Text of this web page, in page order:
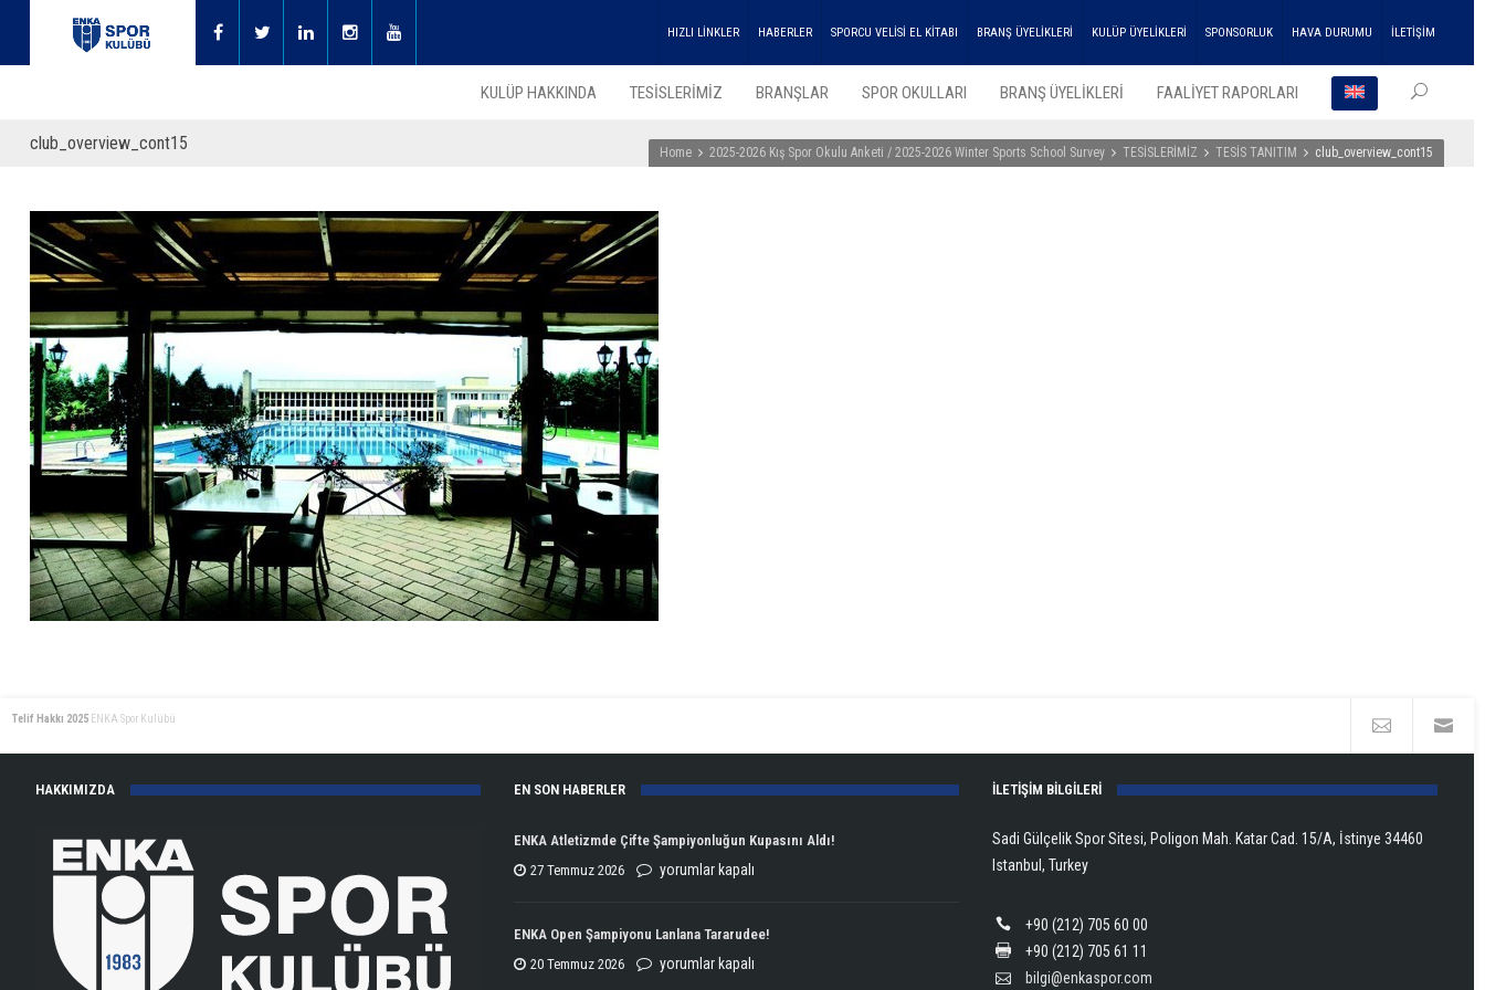
HIZLI LİNKLER HABERLER SPORCU VELİSİ EL KİTABI BRANŞ ÜYELİKLERİ KULÜP ÜYELİKLERİ SPONSORLUK HAVA DURUMU İLETİŞİM
KULÜP HAKKINDA TESİSLERİMİZ BRANŞLAR SPOR OKULLARI BRANŞ ÜYELİKLERİ FAALİYET RAPORLARI
club_overview_cont15 Home 2025-2026 Kış Spor Okulu Anketi / 2025-2026 Winter Sports School Survey TESİSLERİMİZ TESİS TANITIM club_overview_cont15
Telif Hakkı 2025 ENKA Spor Kulübü
HAKKIMIZDA EN SON HABERLER
ENKA Atletizmde Çifte Şampiyonluğun Kupasını Aldı!
27 Temmuz 2026
ENKA
Çifte
Şampiyonluğun
yorumlar kapalı
ENKA Open Şampiyonu Lanlana Tararudee!
20 Temmuz 2026
ENKA
yorumlar kapalı
İLETİŞİM BİLGİLERİ
Sadi Gülçelik Spor Sitesi, Poligon Mah. Katar Cad. 15/A, İstinye 34460
Istanbul, Turkey
+90 (212) 705 60 00
+90 (212) 705 61 11
bilgi@enkaspor.com